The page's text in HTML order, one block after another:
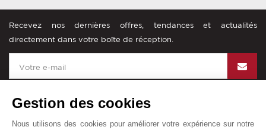
Recevez nos dernières offres, tendances et actualités
directement dans votre boîte de réception.
John Taylor dans le monde
Gestion des cookies
Nous utilisons des cookies pour améliorer votre expérience sur notre